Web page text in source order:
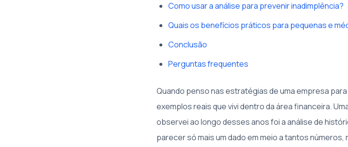
Como usar a análise para prevenir inadimplência?
Quais os benefícios práticos para pequenas e
Conclusão
Perguntas frequentes
Quando penso nas estratégias de uma empresa
exemplos reais que vivi dentro da área financeira.
observei ao longo desses anos foi a análise de
parecer só mais um dado em meio a tantos